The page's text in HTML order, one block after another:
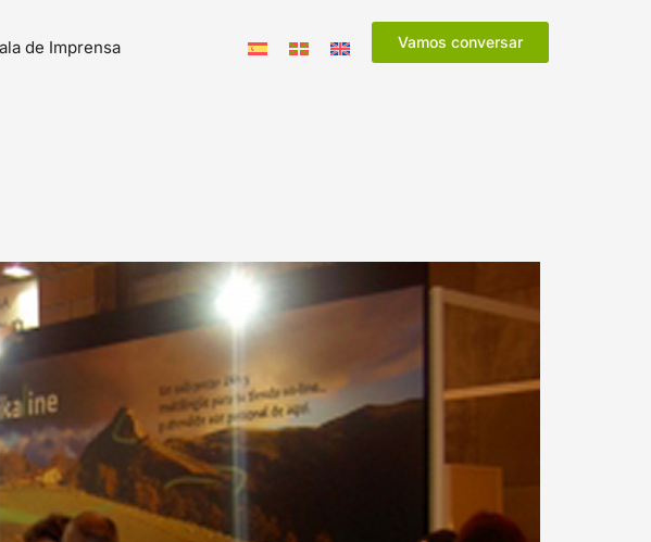
de Imprensa Vamos conversar